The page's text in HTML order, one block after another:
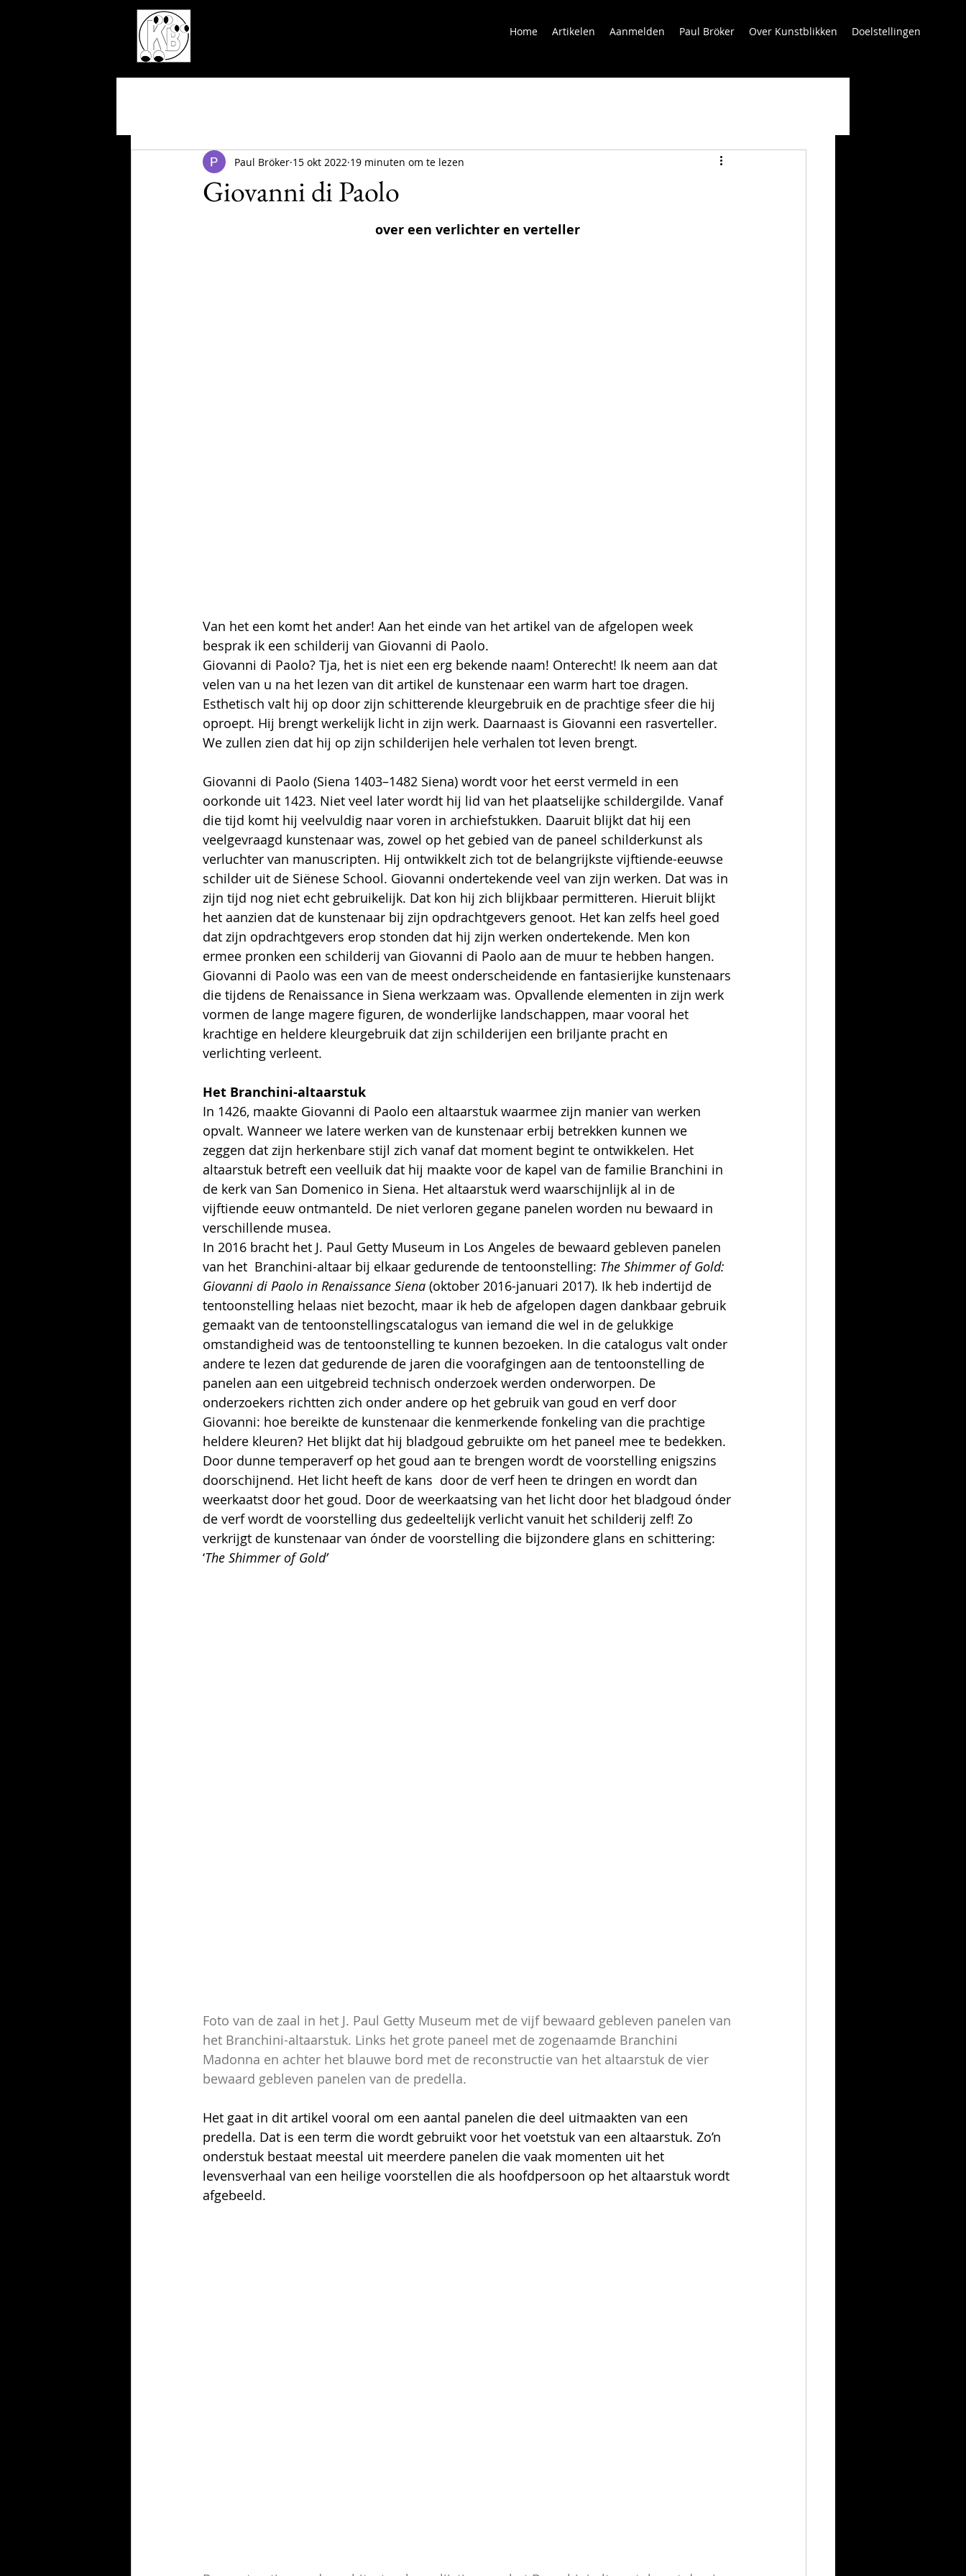
Home Artikelen Aanmelden Paul Bröker Over Kunstblikken Doelstellingen
Giovanni di Paolo
Paul Bröker 15 okt 2022 19 minuten om te lezen
                                                over een verlichter en verteller
Van het een komt het ander! Aan het einde van het artikel van de afgelopen week
besprak ik een schilderij van Giovanni di Paolo.
Giovanni di Paolo? Tja, het is niet een erg bekende naam! Onterecht! Ik neem aan dat
velen van u na het lezen van dit artikel de kunstenaar een warm hart toe dragen.
Esthetisch valt hij op door zijn schitterende kleurgebruik en de prachtige sfeer die hij
oproept. Hij brengt werkelijk licht in zijn werk. Daarnaast is Giovanni een rasverteller.
We zullen zien dat hij op zijn schilderijen hele verhalen tot leven brengt.
Giovanni di Paolo (Siena 1403–1482 Siena) wordt voor het eerst vermeld in een
oorkonde uit 1423. Niet veel later wordt hij lid van het plaatselijke schildergilde. Vanaf
die tijd komt hij veelvuldig naar voren in archiefstukken. Daaruit blijkt dat hij een
veelgevraagd kunstenaar was, zowel op het gebied van de paneel schilderkunst als
verluchter van manuscripten. Hij ontwikkelt zich tot de belangrijkste vijftiende-eeuwse
schilder uit de Siënese School. Giovanni ondertekende veel van zijn werken. Dat was in
zijn tijd nog niet echt gebruikelijk. Dat kon hij zich blijkbaar permitteren. Hieruit blijkt
het aanzien dat de kunstenaar bij zijn opdrachtgevers genoot. Het kan zelfs heel goed
dat zijn opdrachtgevers erop stonden dat hij zijn werken ondertekende. Men kon
ermee pronken een schilderij van Giovanni di Paolo aan de muur te hebben hangen.
Giovanni di Paolo was een van de meest onderscheidende en fantasierijke kunstenaars
die tijdens de Renaissance in Siena werkzaam was. Opvallende elementen in zijn werk
vormen de lange magere figuren, de wonderlijke landschappen, maar vooral het
krachtige en heldere kleurgebruik dat zijn schilderijen een briljante pracht en
verlichting verleent.
Het Branchini-altaarstuk
In 1426, maakte Giovanni di Paolo een altaarstuk waarmee zijn manier van werken
opvalt. Wanneer we latere werken van de kunstenaar erbij betrekken kunnen we
zeggen dat zijn herkenbare stijl zich vanaf dat moment begint te ontwikkelen. Het
altaarstuk betreft een veelluik dat hij maakte voor de kapel van de familie Branchini in
de kerk van San Domenico in Siena. Het altaarstuk werd waarschijnlijk al in de
vijftiende eeuw ontmanteld. De niet verloren gegane panelen worden nu bewaard in
verschillende musea.
In 2016 bracht het J. Paul Getty Museum in Los Angeles de bewaard gebleven panelen
van het  Branchini-altaar bij elkaar gedurende de tentoonstelling: The Shimmer of Gold:
Giovanni di Paolo in Renaissance Siena (oktober 2016-januari 2017). Ik heb indertijd de
tentoonstelling helaas niet bezocht, maar ik heb de afgelopen dagen dankbaar gebruik
gemaakt van de tentoonstellingscatalogus van iemand die wel in de gelukkige
omstandigheid was de tentoonstelling te kunnen bezoeken. In die catalogus valt onder
andere te lezen dat gedurende de jaren die voorafgingen aan de tentoonstelling de
panelen aan een uitgebreid technisch onderzoek werden onderworpen. De
onderzoekers richtten zich onder andere op het gebruik van goud en verf door
Giovanni: hoe bereikte de kunstenaar die kenmerkende fonkeling van die prachtige
heldere kleuren? Het blijkt dat hij bladgoud gebruikte om het paneel mee te bedekken.
Door dunne temperaverf op het goud aan te brengen wordt de voorstelling enigszins
doorschijnend. Het licht heeft de kans  door de verf heen te dringen en wordt dan
weerkaatst door het goud. Door de weerkaatsing van het licht door het bladgoud ónder
de verf wordt de voorstelling dus gedeeltelijk verlicht vanuit het schilderij zelf! Zo
verkrijgt de kunstenaar van ónder de voorstelling die bijzondere glans en schittering:
‘The Shimmer of Gold’
Foto van de zaal in het J. Paul Getty Museum met de vijf bewaard gebleven panelen van
het Branchini-altaarstuk. Links het grote paneel met de zogenaamde Branchini
Madonna en achter het blauwe bord met de reconstructie van het altaarstuk de vier
bewaard gebleven panelen van de predella.
Het gaat in dit artikel vooral om een aantal panelen die deel uitmaakten van een
predella. Dat is een term die wordt gebruikt voor het voetstuk van een altaarstuk. Zo’n
onderstuk bestaat meestal uit meerdere panelen die vaak momenten uit het
levensverhaal van een heilige voorstellen die als hoofdpersoon op het altaarstuk wordt
afgebeeld.